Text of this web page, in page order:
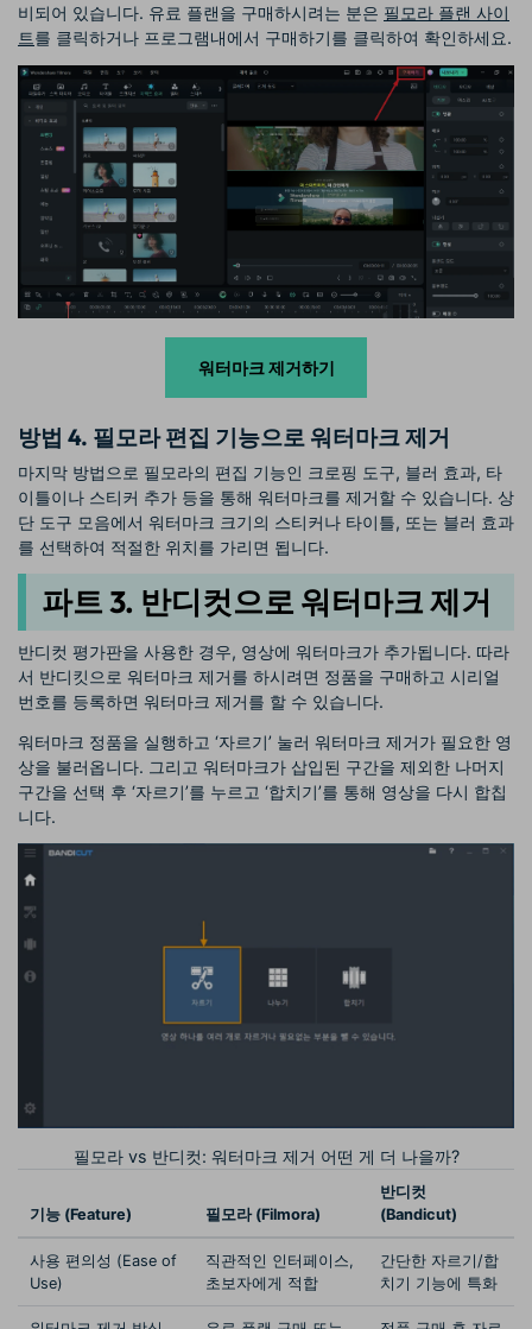
비되어 있습니다. 유료 플랜을 구매하시려는 분은 필모라 플랜 사이
트를 클릭하거나 프로그램내에서 구매하기를 클릭하여 확인하세요.
워터마크 제거하기
방법 4. 필모라 편집 기능으로 워터마크 제거
마지막 방법으로 필모라의 편집 기능인 크로핑 도구, 블러 효과, 타
이틀이나 스티커 추가 등을 통해 워터마크를 제거할 수 있습니다. 상
단 도구 모음에서 워터마크 크기의 스티커나 타이틀, 또는 블러 효과
를 선택하여 적절한 위치를 가리면 됩니다.
파트 3. 반디컷으로 워터마크 제거
반디컷 평가판을 사용한 경우, 영상에 워터마크가 추가됩니다. 따라
서 반디킷으로 워터마크 제거를 하시려면 정품을 구매하고 시리얼
번호를 등록하면 워터마크 제거를 할 수 있습니다.
워터마크 정품을 실행하고 ‘자르기’ 눌러 워터마크 제거가 필요한 영
상을 불러옵니다. 그리고 워터마크가 삽입된 구간을 제외한 나머지
구간을 선택 후 ‘자르기’를 누르고 ‘합치기’를 통해 영상을 다시 합칩
니다.
필모라 vs 반디컷: 워터마크 제거 어떤 게 더 나을까?
기능 (Feature) 필모라 (Filmora)
반디컷
(Bandicut)
사용 편의성 (Ease of
Use)
직관적인 인터페이스,
초보자에게 적합
간단한 자르기/합
치기 기능에 특화